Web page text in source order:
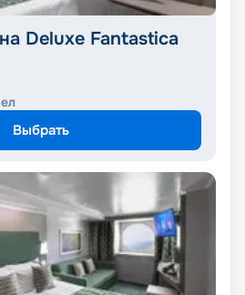
Deluxe Fantastica
Выбрать